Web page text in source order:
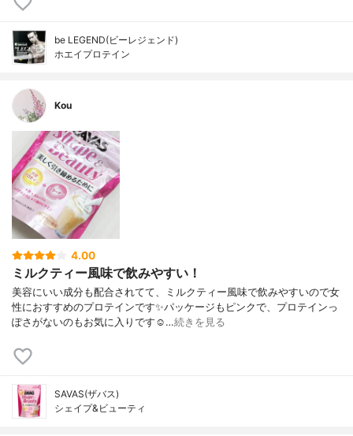
be LEGEND(ビーレジェンド)
ホエイプロテイン
Kou
4.00
ミルクティー風味で飲みやすい！
美容にいい成分も配合されてて、ミルクティー風味で飲みやすいので女
性におすすめのプロテインです✨パッケージもピンクで、プロテインっ
ぽさがないのもお気に入りです☺️…続きを見る
SAVAS(ザバス)
シェイプ&ビューティ